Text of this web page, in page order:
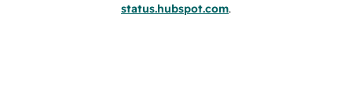
status.hubspot.com.